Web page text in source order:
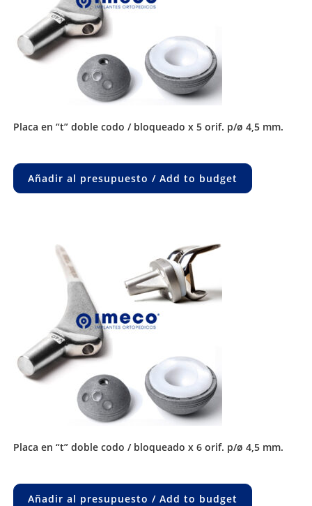
placa en “t” doble codo / bloqueado x 5 orif. p/ø 4,5 mm.
Añadir al presupuesto / Add to budget
placa en “t” doble codo / bloqueado x 6 orif. p/ø 4,5 mm.
Añadir al presupuesto / Add to budget